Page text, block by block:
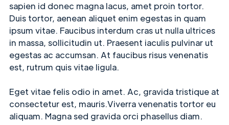
sapien id donec magna lacus, amet proin tortor.
Duis tortor, aenean aliquet enim egestas in quam
ipsum vitae. Faucibus interdum cras ut nulla ultrices
in massa, sollicitudin ut. Praesent iaculis pulvinar ut
egestas ac accumsan. At faucibus risus venenatis
est, rutrum quis vitae ligula.
Eget vitae felis odio in amet. Ac, gravida tristique at
consectetur est, mauris.Viverra venenatis tortor eu
aliquam. Magna sed gravida orci phasellus diam.